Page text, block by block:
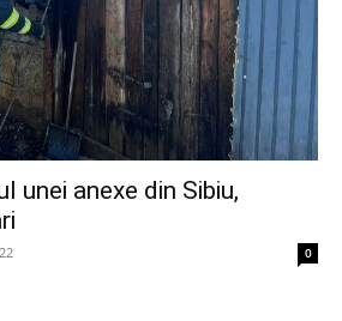
unei anexe din Sibiu,
0